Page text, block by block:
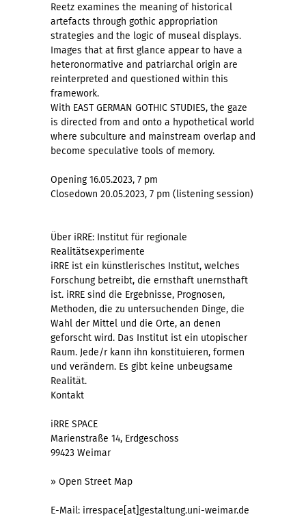
Reetz examines the meaning of historical
artefacts through gothic appropriation
strategies and the logic of museal displays.
Images that at first glance appear to have a
heteronormative and patriarchal origin are
reinterpreted and questioned within this
framework.
With EAST GERMAN GOTHIC STUDIES, the gaze
is directed from and onto a hypothetical world
where subculture and mainstream overlap and
become speculative tools of memory.
Opening 16.05.2023, 7 pm
Closedown 20.05.2023, 7 pm (listening session)
Über iRRE: Institut für regionale
Realitätsexperimente
iRRE ist ein künstlerisches Institut, welches
Forschung betreibt, die ernsthaft unernsthaft
ist. iRRE sind die Ergebnisse, Prognosen,
Methoden, die zu untersuchenden Dinge, die
Wahl der Mittel und die Orte, an denen
geforscht wird. Das Institut ist ein utopischer
Raum. Jede/r kann ihn konstituieren, formen
und verändern. Es gibt keine unbeugsame
Realität.
Kontakt
iRRE SPACE
Marienstraße 14, Erdgeschoss
99423 Weimar
» Open Street Map
E-Mail: irrespace[at]gestaltung.uni-weimar.de